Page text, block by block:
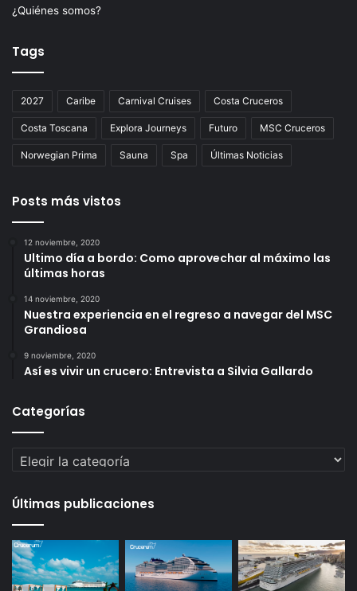
¿Quiénes somos?
Tags
2027 Caribe Carnival Cruises Costa Cruceros
Costa Toscana Explora Journeys Futuro MSC Cruceros
Norwegian Prima Sauna Spa Últimas Noticias
Posts más vistos
12 noviembre, 2020
Ultimo día a bordo: Como aprovechar al máximo las
últimas horas
14 noviembre, 2020
Nuestra experiencia en el regreso a navegar del MSC
Grandiosa
9 noviembre, 2020
Así es vivir un crucero: Entrevista a Silvia Gallardo
Categorías
Categorías
Últimas publicaciones